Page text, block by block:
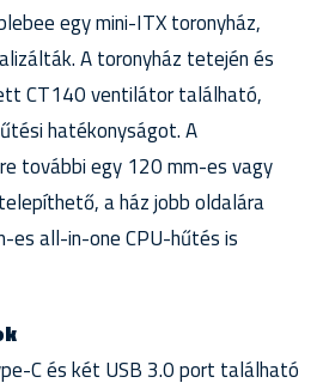
egy mini-ITX toronyház,
A toronyház tetején és
CT140 ventilátor található,
hatékonyságot. A
további egy 120 mm-es vagy
a ház jobb oldalára
es all-in-one CPU-hűtés is
C és két USB 3.0 port található